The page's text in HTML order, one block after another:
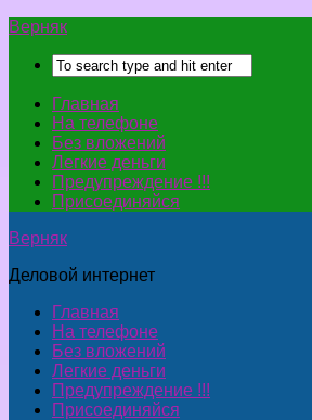
Верняк
Главная
На телефоне
Без вложений
Легкие деньги
Предупреждение !!!
Присоединяйся
Верняк
Деловой интернет
Главная
На телефоне
Без вложений
Легкие деньги
Предупреждение !!!
Присоединяйся